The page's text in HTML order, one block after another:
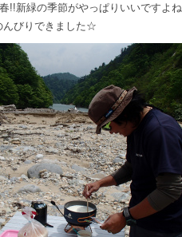
春!!新緑の季節がやっぱりいいですよね
んびりできました☆